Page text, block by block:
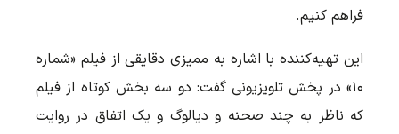
فراهم کنیم.
این تهیه‌کننده با اشاره به ممیزی دقایقی از فیلم «شماره
۱۰» در پخش تلویزیونی گفت: دو سه بخش کوتاه از فیلم
که ناظر به چند صحنه و دیالوگ و یک اتفاق در روایت